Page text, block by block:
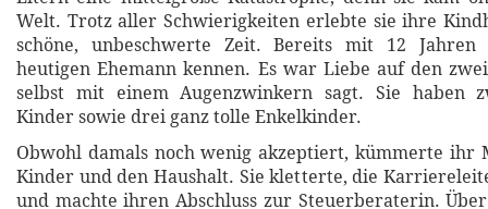
Welt. Trotz aller Schwierigkeiten erlebte sie ihre
schöne, unbeschwerte Zeit. Bereits mit 12
heutigen Ehemann kennen. Es war Liebe auf den
selbst mit einem Augenzwinkern sagt. Sie haben
Kinder sowie drei ganz tolle Enkelkinder.
Obwohl damals noch wenig akzeptiert, kümmerte ihr
Kinder und den Haushalt. Sie kletterte, die
und machte ihren Abschluss zur Steuerberaterin.